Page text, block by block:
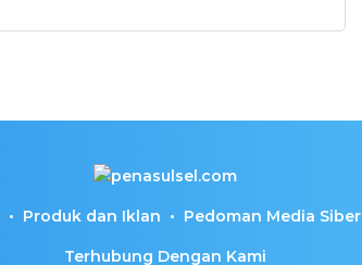
Produk dan Iklan Pedoman Media Siber
Terhubung Dengan Kami